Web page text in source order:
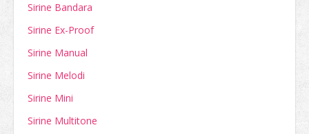
Sirine Bandara
Sirine Ex-Proof
Sirine Manual
Sirine Melodi
Sirine Mini
Sirine Multitone